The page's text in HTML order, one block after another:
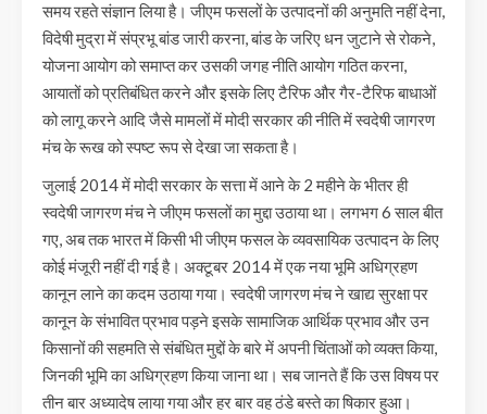
समय रहते संज्ञान लिया है। जीएम फसलों के उत्पादनों की अनुमति नहीं देना,
विदेषी मुद्रा में संप्रभू बांड जारी करना, बांड के जरिए धन जुटाने से रोकने,
योजना आयोग को समाप्त कर उसकी जगह नीति आयोग गठित करना,
आयातों को प्रतिबंधित करने और इसके लिए टैरिफ और गैर-टैरिफ बाधाओं
को लागू करने आदि जैसे मामलों में मोदी सरकार की नीति में स्वदेषी जागरण
मंच के रूख को स्पष्ट रूप से देखा जा सकता है।
जुलाई 2014 में मोदी सरकार के सत्ता में आने के 2 महीने के भीतर ही
स्वदेषी जागरण मंच ने जीएम फसलों का मुद्दा उठाया था। लगभग 6 साल बीत
गए, अब तक भारत में किसी भी जीएम फसल के व्यवसायिक उत्पादन के लिए
कोई मंजूरी नहीं दी गई है। अक्टूबर 2014 में एक नया भूमि अधिग्रहण
कानून लाने का कदम उठाया गया। स्वदेषी जागरण मंच ने खाद्य सुरक्षा पर
कानून के संभावित प्रभाव पड़ने इसके सामाजिक आर्थिक प्रभाव और उन
किसानों की सहमति से संबंधित मुद्दों के बारे में अपनी चिंताओं को व्यक्त किया,
जिनकी भूमि का अधिग्रहण किया जाना था। सब जानते हैं कि उस विषय पर
तीन बार अध्यादेष लाया गया और हर बार वह ठंडे बस्ते का षिकार हुआ।